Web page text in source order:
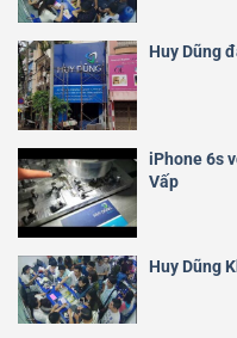
Huy Dũng
iPhone 6s
Vấp
Huy Dũng